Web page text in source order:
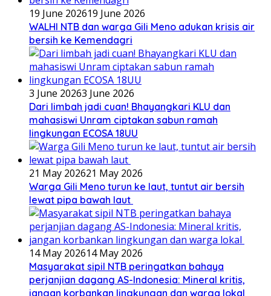
19 June 202619 June 2026
WALHI NTB dan warga Gili Meno adukan krisis air
bersih ke Kemendagri
3 June 20263 June 2026
Dari limbah jadi cuan! Bhayangkari KLU dan
mahasiswi Unram ciptakan sabun ramah
lingkungan ECOSA 18UU
21 May 202621 May 2026
Warga Gili Meno turun ke laut, tuntut air bersih
lewat pipa bawah laut
14 May 202614 May 2026
Masyarakat sipil NTB peringatkan bahaya
perjanjian dagang AS-Indonesia: Mineral kritis,
jangan korbankan lingkungan dan warga lokal